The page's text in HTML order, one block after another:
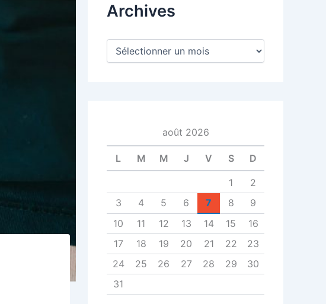
Archives
A
août 2026
L M M J V S D
1
2
3
4 5 6 7 8
9
10
11 12 13 14 15
16
17
18 19 20 21 22
23
24
25 26 27 28 29
30
31